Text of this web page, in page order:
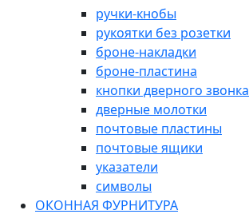
ручки-кнобы
рукоятки без розетки
броне-накладки
броне-пластина
кнопки дверного звонка
дверные молотки
почтовые пластины
почтовые ящики
указатели
символы
ОКОННАЯ ФУРНИТУРА